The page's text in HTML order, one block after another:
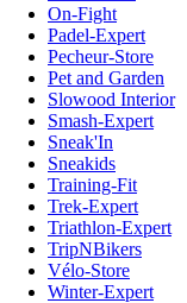
On-Fight
Padel-Expert
Pecheur-Store
Pet and Garden
Slowood Interior
Smash-Expert
Sneak'In
Sneakids
Training-Fit
Trek-Expert
Triathlon-Expert
TripNBikers
Vélo-Store
Winter-Expert